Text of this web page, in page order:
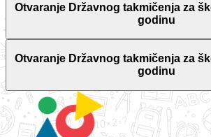
Otvaranje Državnog takmičenja za
godinu
Otvaranje Državnog takmičenja za
godinu